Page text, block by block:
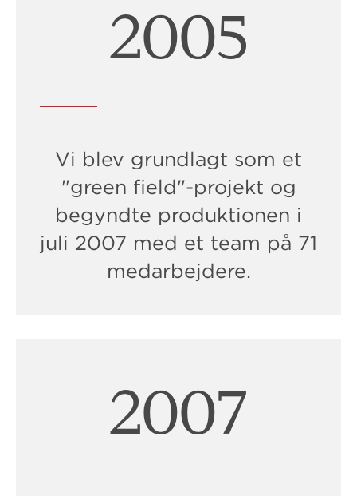
2006
Vi blev grundlagt som et
"green field"-projekt og
begyndte produktionen i
juli 2007 med et team på 71
medarbejdere.
2009